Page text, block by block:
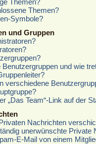
Themen?
Symbole?
und Gruppen
und wie
verschiedene
„Das Team“-Link auf der
Nachrichten
unerwünschte Private
E-Mail von einem